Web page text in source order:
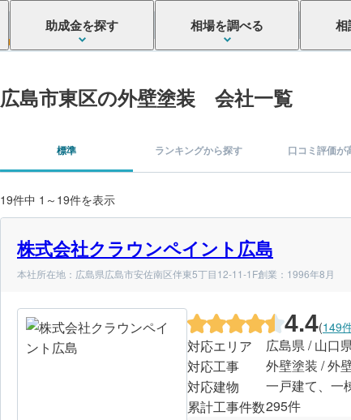
助成金を探す 相場を調べる 相
広島市東区の外壁塗装 会社一覧
標準 ランキングから探す 口コミ評価が
19件中 1～19件を表示
株式会社クラウンペイント広島
本社所在地：広島県広島市安佐南区伴東5丁目12-11-1F創業：1996年8月
4.4(149
対応エリア
広島県 / 山口
対応工事
外壁塗装 / 外
対応建物
一戸建て、一
累計工事件数295件